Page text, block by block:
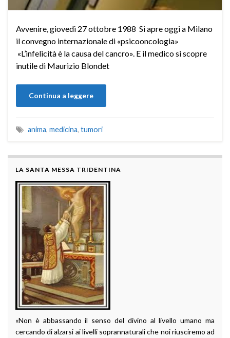
Avvenire, giovedì 27 ottobre 1988 Si apre oggi a Milano
il convegno internazionale di «psicooncologia»
«L’infelicità è la causa del cancro». E il medico si scopre
inutile di Maurizio Blondet
Continua a leggere
anima, medicina, tumori
LA SANTA MESSA TRIDENTINA
«Non è abbassando il senso del divino al livello umano ma
cercando di alzarsi ai livelli soprannaturali che noi riusciremo ad